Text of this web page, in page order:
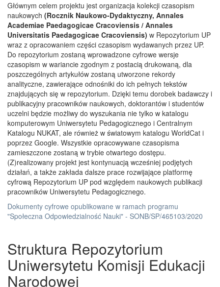
Głównym celem projektu jest organizacja kolekcji czasopism
naukowych (Rocznik Naukowo-Dydaktyczny, Annales
Academiae Paedagogicae Cracoviensis / Annales
Universitatis Paedagogicae Cracoviensis) w Repozytorium UP
wraz z opracowaniem części czasopism wydawanych przez UP.
Do repozytorium zostaną wprowadzone cyfrowe wersje
czasopism w wariancie zgodnym z postacią drukowaną, dla
poszczególnych artykułów zostaną utworzone rekordy
analityczne, zawierające odnośniki do ich pełnych tekstów
znajdujących się w repozytorium. Dzięki temu dorobek badawczy i
publikacyjny pracowników naukowych, doktorantów i studentów
uczelni będzie możliwy do wyszukania nie tylko w katalogu
komputerowym Uniwersytetu Pedagogicznego i Centralnym
Katalogu NUKAT, ale również w światowym katalogu WorldCat i
poprzez Google. Wszystkie opracowywane czasopisma
zamieszczone zostaną w trybie otwartego dostępu.
(Z)realizowany projekt jest kontynuacją wcześniej podjętych
działań, a także zakłada dalsze prace rozwijające platformę
cyfrową Repozytorium UP pod względem naukowych publikacji
pracowników Uniwersytetu Pedagogicznego.
Dokumenty cyfrowe opublikowane w ramach programu
"Społeczna Odpowiedzialność Nauki" - SONB/SP/465103/2020
Struktura Repozytorium
Uniwersytetu Komisji Edukacji
Narodowej